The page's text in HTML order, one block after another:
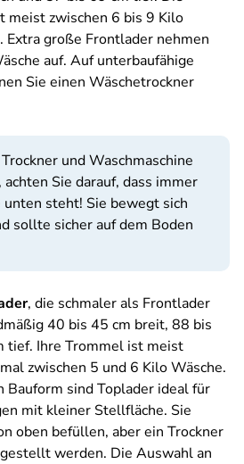
meist zwischen 6 bis 9 Kilo
Extra große Frontlader nehmen
auf. Auf unterbaufähige
Sie einen Wäschetrockner
und Waschmaschine
Sie darauf, dass immer
unten steht! Sie bewegt sich
sollte sicher auf dem Boden
, die schmaler als Frontlader
40 bis 45 cm breit, 88 bis
tief. Ihre Trommel ist meist
zwischen 5 und 6 Kilo Wäsche.
sind Toplader ideal für
mit kleiner Stellfläche. Sie
oben befüllen, aber ein Trockner
werden. Die Auswahl an